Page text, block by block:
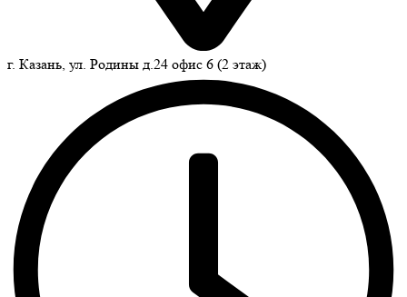
г. Казань, ул. Родины д.24 офис 6 (2 этаж)